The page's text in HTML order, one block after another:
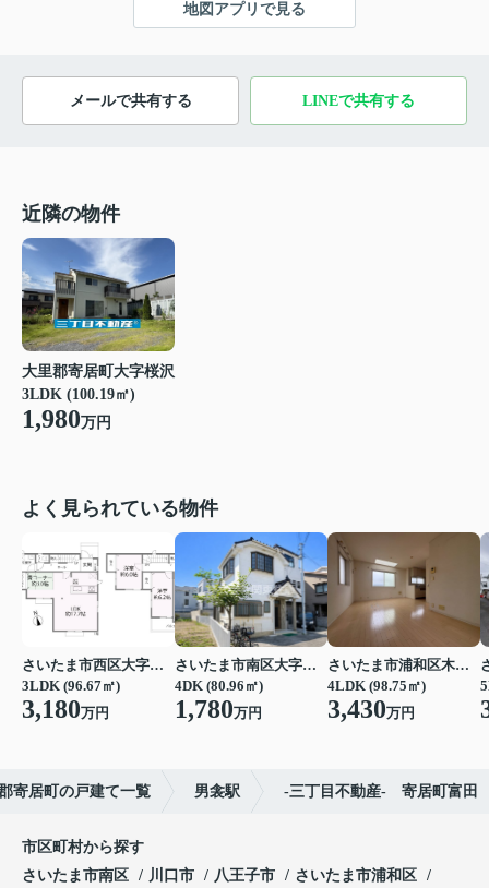
地図アプリで見る
メールで共有する LINEで共有する
近隣の物件
大里郡寄居町大字桜沢
3LDK (100.19㎡)
1,980万円
よく見られている物件
さいたま市西区大字西遊馬
3LDK (96.67㎡)
3,180万円
さいたま市南区大字円正寺
4DK (80.96㎡)
1,780万円
さいたま市浦和区木崎５丁目
4LDK (98.75㎡)
3,430万円
寄居町の戸建て一覧 男衾駅 -三丁目不動産- 寄居町富田
市区町村から探す
さいたま市南区
川口市 八王子市
さいたま市浦和区